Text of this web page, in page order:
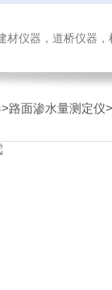
器，道桥仪器，检测
>路面渗水量测定仪